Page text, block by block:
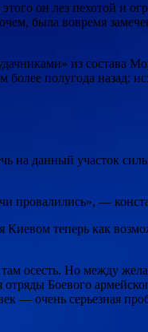
он лез пехотой и
была вовремя
из состава
полугода назад:
на данный участок
провалились», —
теперь как
там осесть. Но между
Боевого
— очень серьезная